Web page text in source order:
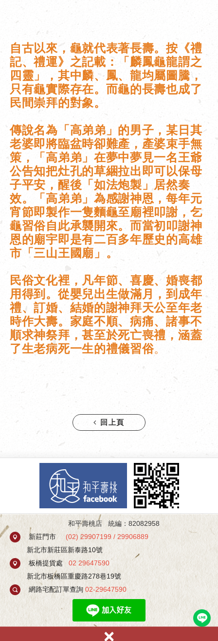
×
自古以來，龜就代表著長壽。按《禮
記、禮運》之記載：「麟鳳龜龍謂之
四靈」，其中麟、鳳、龍均屬圖騰，
只有龜實際存在。而龜的長壽也成了
民間崇拜的對象。
傳說名為「高弟弟」的男子，某日其
老婆即將臨盆時卻難產，產婆束手無
策，「高弟弟」在夢中夢見一名王爺
公告知把灶孔的草綑拉出即可以保母
子平安，醒後「如法炮製」居然奏
效。「高弟弟」為感謝神恩，每年元
宵節即製作一隻麵龜至廟裡叩謝，乞
龜習俗自此承襲開來。而當初叩謝神
恩的廟宇即是有二百多年歷史的高雄
市「三山王國廟」。
民俗文化裡，凡年節、喜慶、婚喪都
用得到。從嬰兒出生做滿月，到成年
禮、訂婚、結婚的謝神拜天公至年老
時作大壽。家庭不順、病痛、諸事不
順求神祭拜，甚至於死亡喪禮，涵蓋
了生老病死一生的禮儀習俗。
回上頁
和平壽桃店 統編：82082958
新莊門市
(02) 29907199 / 29906889
新北市新莊區新泰路10號
板橋提貨處
02 29647590
新北市板橋區重慶路278巷19號
網路宅配訂單查詢 02-29647590
加入line好友有不定期優惠活動！